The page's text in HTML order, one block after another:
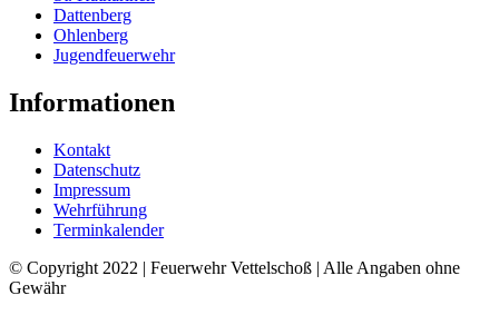
Dattenberg
Ohlenberg
Jugendfeuerwehr
Informationen
Kontakt
Datenschutz
Impressum
Wehrführung
Terminkalender
© Copyright 2022 | Feuerwehr Vettelschoß | Alle Angaben ohne
Gewähr